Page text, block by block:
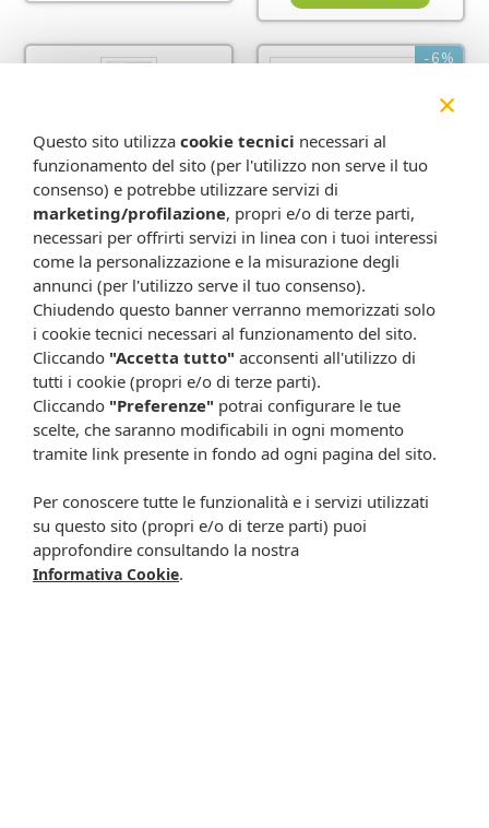
Avene sunsimed
pigment 80ml
31,90 €
Metti nel carrello
-6%
Avene sunsimed ka
80ml
31,90 €30,12 €
Metti nel carrello
1
difese della pelle esposta al sole, limitando i danni causati
dall'esposizione e favorire un'abbronzatura intensa e
duratura. Questi prodotti, a base di estratti vegetali e
vitamine, sono studiati appositamente per preparare la
×
Questo sito utilizza cookie tecnici necessari al
funzionamento del sito (per l'utilizzo non serve il tuo
consenso) e potrebbe utilizzare servizi di
marketing/profilazione, propri e/o di terze parti,
necessari per offrirti servizi in linea con i tuoi interessi
come la personalizzazione e la misurazione degli
annunci (per l'utilizzo serve il tuo consenso).
Chiudendo questo banner verranno memorizzati solo
i cookie tecnici necessari al funzionamento del sito.
Cliccando "Accetta tutto" acconsenti all'utilizzo di
tutti i cookie (propri e/o di terze parti).
Cliccando "Preferenze" potrai configurare le tue
scelte, che saranno modificabili in ogni momento
tramite link presente in fondo ad ogni pagina del sito.
Per conoscere tutte le funzionalità e i servizi utilizzati
su questo sito (propri e/o di terze parti) puoi
approfondire consultando la nostra
Informativa Cookie.